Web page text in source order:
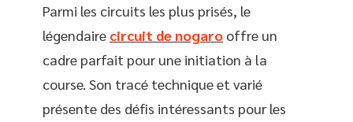
Parmi les circuits les plus prisés, le
légendaire circuit de nogaro offre un
cadre parfait pour une initiation à la
course. Son tracé technique et varié
présente des défis intéressants pour les